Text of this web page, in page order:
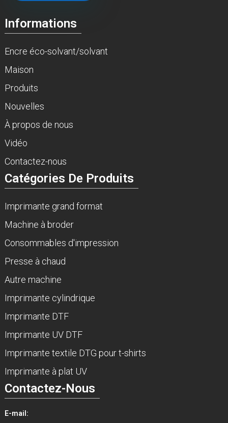
Informations
Encre éco-solvant/solvant
Maison
Produits
Nouvelles
À propos de nous
Vidéo
Contactez-nous
Catégories De Produits
Imprimante grand format
Machine à broder
Consommables d'impression
Presse à chaud
Autre machine
Imprimante cylindrique
Imprimante DTF
Imprimante UV DTF
Imprimante textile DTG pour t-shirts
Imprimante à plat UV
Contactez-Nous
E-mail: